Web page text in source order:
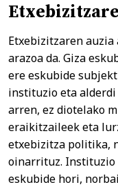
Etxebizitzaren
arazoa da. Giza
ere eskubide
instituzio eta
arren, ez diotelako
eraikitzaileek eta
etxebizitza politika,
oinarrituz. Instituzio
eskubide hori,